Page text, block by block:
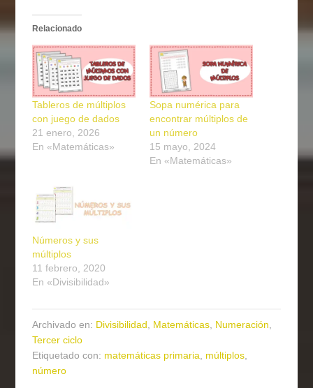
Relacionado
Tableros de múltiplos
con juego de dados
21 enero, 2026
En «Matemáticas»
Sopa numérica para
encontrar múltiplos de
un número
15 mayo, 2024
En «Matemáticas»
Números y sus
múltiplos
11 febrero, 2020
En «Divisibilidad»
Archivado en: Divisibilidad, Matemáticas, Numeración,
Tercer ciclo
Etiquetado con: matemáticas primaria, múltiplos,
número